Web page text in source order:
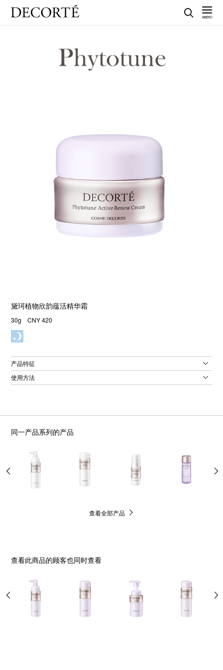
黛珂植物欣韵蕴活精华霜
30g CNY 420
产品特征
使用方法
同一产品系列的产品
查看全部产品
查看此商品的顾客也同时查看